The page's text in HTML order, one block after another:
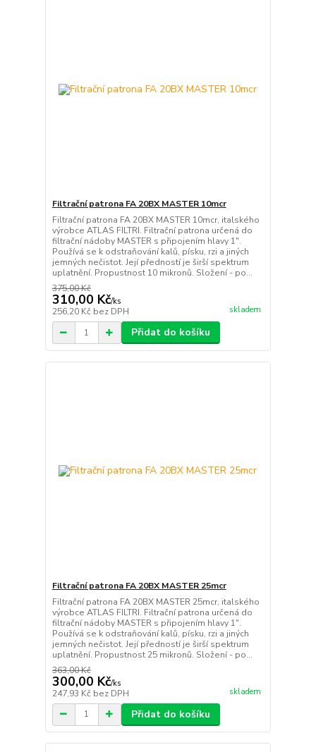
Filtrační patrona FA 20BX MASTER 10mcr
Filtrační patrona FA 20BX MASTER 10mcr, italského
výrobce ATLAS FILTRI. Filtrační patrona určená do
filtrační nádoby MASTER s připojením hlavy 1".
Používá se k odstraňování kalů, písku, rzi a jiných
jemných nečistot. Její předností je širší spektrum
uplatnění. Propustnost 10 mikronů. Složení - po...
375,00 Kč
310,00 Kč/ks
256,20 Kč bez DPH skladem
Přidat do košíku
Filtrační patrona FA 20BX MASTER 25mcr
Filtrační patrona FA 20BX MASTER 25mcr, italského
výrobce ATLAS FILTRI. Filtrační patrona určená do
filtrační nádoby MASTER s připojením hlavy 1".
Používá se k odstraňování kalů, písku, rzi a jiných
jemných nečistot. Její předností je širší spektrum
uplatnění. Propustnost 25 mikronů. Složení - po...
363,00 Kč
300,00 Kč/ks
247,93 Kč bez DPH skladem
Přidat do košíku